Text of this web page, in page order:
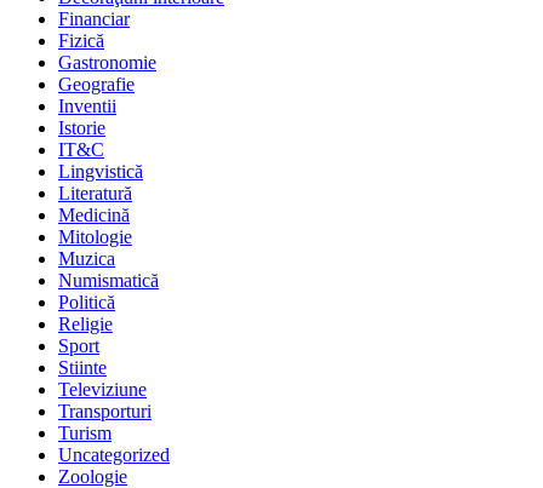
Financiar
Fizică
Gastronomie
Geografie
Inventii
Istorie
IT&C
Lingvistică
Literatură
Medicină
Mitologie
Muzica
Numismatică
Politică
Religie
Sport
Stiinte
Televiziune
Transporturi
Turism
Uncategorized
Zoologie